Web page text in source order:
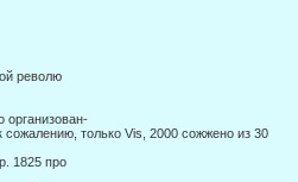
револю­
организован-
только Vis, 2000 сожжено из 30
1825 про­